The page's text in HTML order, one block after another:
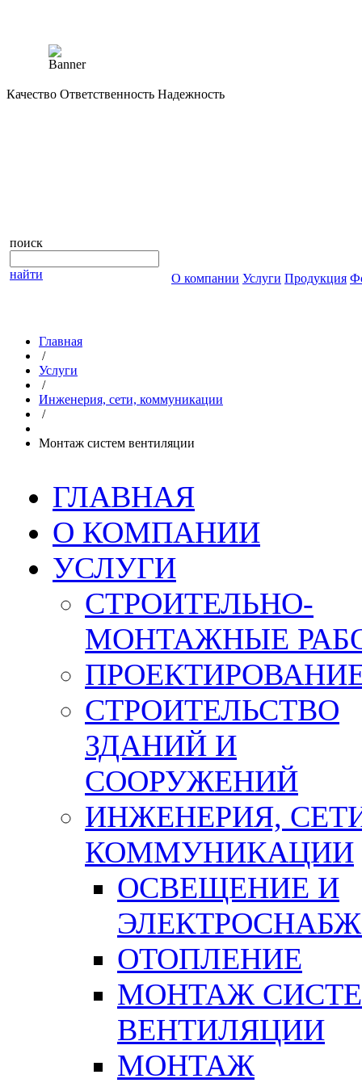
Качество Ответственность Надежность
поиск
найти О компании Услуги Продукция
Главная
/
Услуги
/
Инженерия, сети, коммуникации
/
Монтаж систем вентиляции
ГЛАВНАЯ
О КОМПАНИИ
УСЛУГИ
СТРОИТЕЛЬНО-
МОНТАЖНЫЕ
СТРОИТЕЛЬСТВО
ЗДАНИЙ И
СООРУЖЕНИЙ
ИНЖЕНЕРИЯ,
КОММУНИКАЦИИ
ОСВЕЩЕНИЕ И
ОТОПЛЕНИЕ
МОНТАЖ
ВЕНТИЛЯЦИИ
МОНТАЖ